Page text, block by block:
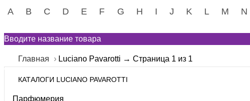
A B C D E F G H I J K L M N
Главная Luciano Pavarotti → Страница 1 из 1
КАТАЛОГИ LUCIANO PAVAROTTI
Парфюмерия